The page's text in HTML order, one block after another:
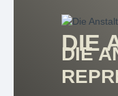
DIE
DIE